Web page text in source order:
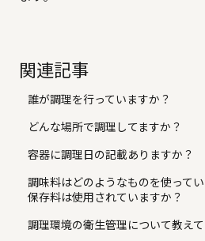
関連記事
誰が調理を行っていますか？
どんな場所で調理してますか？
容器に調理日の記載ありますか？
調味料はどのようなものを使って
保存料は使用されていますか？
調理環境の衛生管理について教え